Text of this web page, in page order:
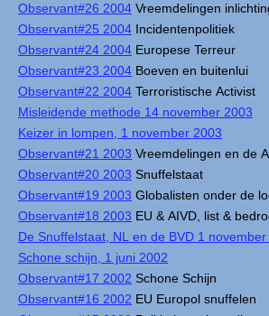
Observant#26 2004 Vreemdelingen
Observant#25 2004 Incidentenpolitiek
Observant#24 2004 Europese Terreur
Observant#23 2004 Boeven en buitenlui
Observant#22 2004 Terroristische Activist
Misleidende methode 14 november 2003
Keizer in lompen, 1 november 2003
Observant#21 2003 Vreemdelingen en de
Observant#20 2003 Snuffelstaat
Observant#19 2003 Globalisten onder de
Observant#18 2003 EU & AIVD, list &
De Snuffelstaat, NL en de BVD 1 november
Schone schijn, 1 juni 2002
Observant#17 2002 Schone Schijn
Observant#16 2002 EU Europol snuffelen